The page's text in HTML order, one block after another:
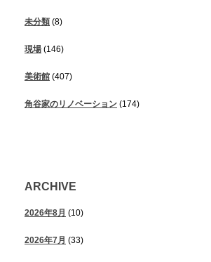
未分類 (8)
現場 (146)
美術館 (407)
角谷家のリノベーション (174)
ARCHIVE
2026年8月 (10)
2026年7月 (33)